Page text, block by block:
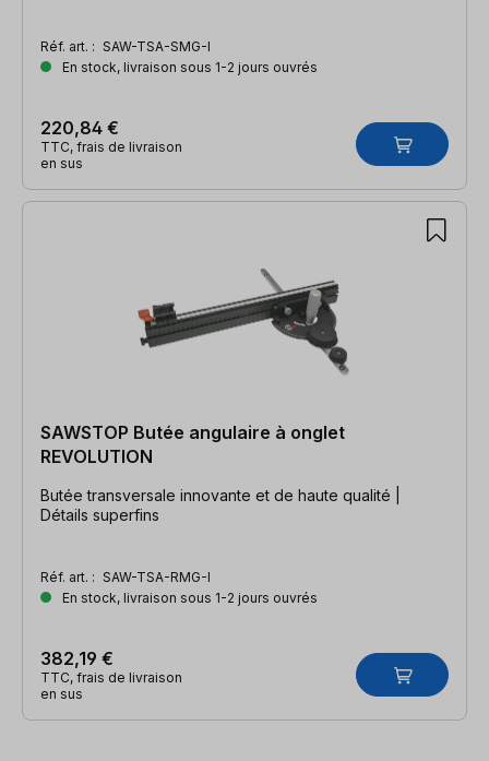
Réf. art. : SAW-TSA-SMG-I
En stock, livraison sous 1-2 jours ouvrés
220,84 €
TTC, frais de livraison
en sus
SAWSTOP Butée angulaire à onglet
REVOLUTION
Butée transversale innovante et de haute qualité |
Détails superfins
Réf. art. : SAW-TSA-RMG-I
En stock, livraison sous 1-2 jours ouvrés
382,19 €
TTC, frais de livraison
en sus